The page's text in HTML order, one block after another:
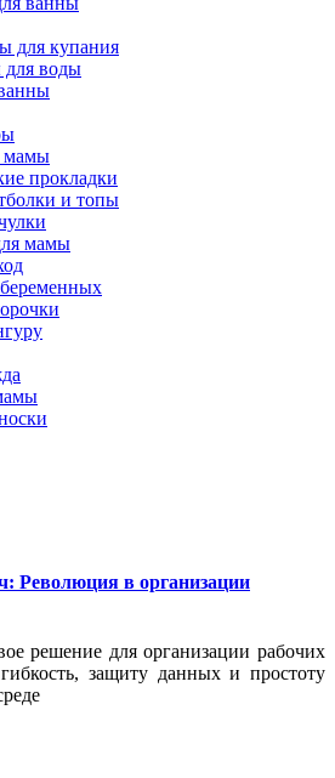
для купания
для воды
мамы
прокладки
и топы
мамы
Революция в организации
решение для организации рабочих
защиту данных и простоту